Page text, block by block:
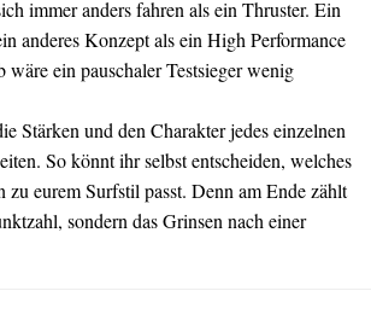
immer anders fahren als ein Thruster. Ein
anderes Konzept als ein High Performance
wäre ein pauschaler Testsieger wenig
Stärken und den Charakter jedes einzelnen
So könnt ihr selbst entscheiden, welches
zu eurem Surfstil passt. Denn am Ende zählt
sondern das Grinsen nach einer